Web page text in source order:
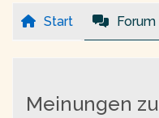
Start Forum
Meinungen